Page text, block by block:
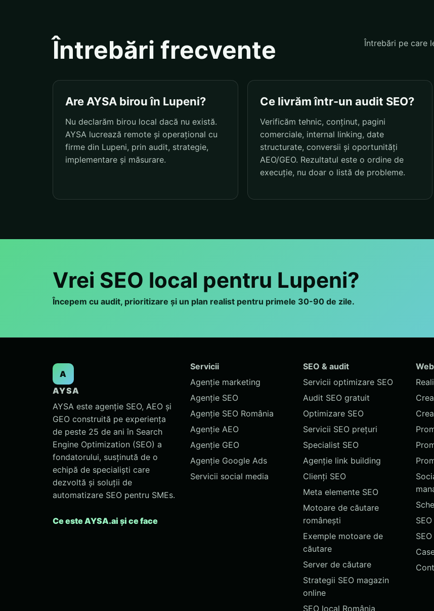
Întrebări frecvente Întrebări pe care
Are AYSA birou în Lupeni?
Nu declarăm birou local dacă nu există.
AYSA lucrează remote și operațional cu
firme din Lupeni, prin audit, strategie,
implementare și măsurare.
Ce livrăm într-un audit SEO?
Verificăm tehnic, conținut, pagini
comerciale, internal linking, date
structurate, conversii și oportunități
AEO/GEO. Rezultatul este o ordine de
execuție, nu doar o listă de probleme.
Vrei SEO local pentru Lupeni?
Începem cu audit, prioritizare și un plan realist pentru primele 30-90 de zile.
A
AYSA
AYSA este agenție SEO, AEO și
GEO construită pe experiența
de peste 25 de ani în Search
Engine Optimization (SEO) a
fondatorului, susținută de o
echipă de specialiști care
dezvoltă și soluții de
automatizare SEO pentru SMEs.
Ce este AYSA.ai și ce face
Servicii
Agenție marketing
Agenție SEO
Agenție SEO România
Agenție AEO
Agenție GEO
Agenție Google Ads
Servicii social media
SEO & audit
Servicii optimizare SEO
Audit SEO gratuit
Optimizare SEO
Servicii SEO prețuri
Specialist SEO
Agenție link building
Clienți SEO
Meta elemente SEO
Motoare de căutare
românești
Exemple motoare de
căutare
Server de căutare
Strategii SEO magazin
online
SEO local România